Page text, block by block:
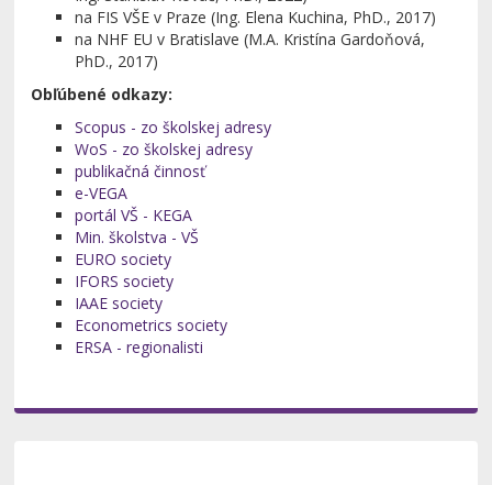
na FIS VŠE v Praze (Ing. Elena Kuchina, PhD., 2017)
na NHF EU v Bratislave (M.A. Kristína Gardoňová,
PhD., 2017)
Obľúbené odkazy:
Scopus - zo školskej adresy
WoS - zo školskej adresy
publikačná činnosť
e-VEGA
portál VŠ - KEGA
Min. školstva - VŠ
EURO society
IFORS society
IAAE society
Econometrics society
ERSA - regionalisti